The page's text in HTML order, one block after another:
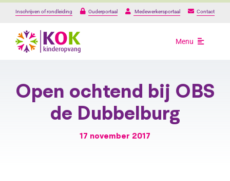
Ga
Inschrijven of rondleiding Ouderportaal Medewerkersportaal Contact
Menu
Onze locaties
Open ochtend bij OBS
de Dubbelburg
17 november 2017